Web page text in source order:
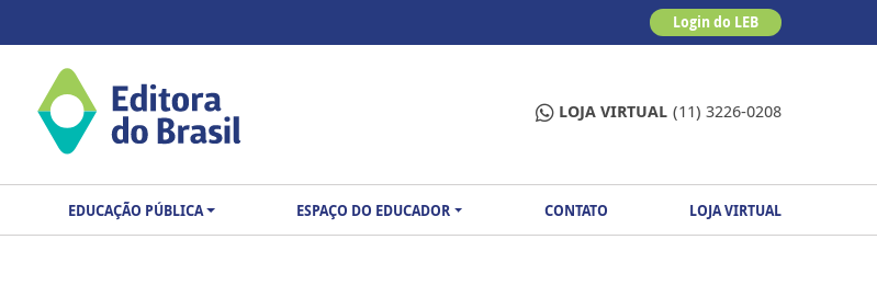
Login do LEB
LOJA VIRTUAL (11) 3226-0208
EDUCAÇÃO PÚBLICA ESPAÇO DO EDUCADOR CONTATO LOJA VIRTUAL